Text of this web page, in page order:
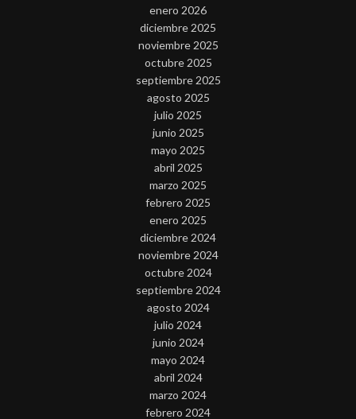
enero 2026
diciembre 2025
noviembre 2025
octubre 2025
septiembre 2025
agosto 2025
julio 2025
junio 2025
mayo 2025
abril 2025
marzo 2025
febrero 2025
enero 2025
diciembre 2024
noviembre 2024
octubre 2024
septiembre 2024
agosto 2024
julio 2024
junio 2024
mayo 2024
abril 2024
marzo 2024
febrero 2024